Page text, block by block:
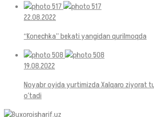
22.08.2022
“Konechka” bekati yangidan qurilmoqda
19.08.2022
Noyabr oyida yurtimizda Xalqaro ziyorat
o‘tadi